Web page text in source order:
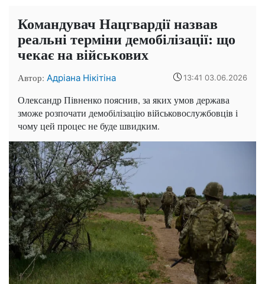
Командувач Нацгвардії назвав
реальні терміни демобілізації: що
чекає на військових
Автор: Адріана Нікітіна 13:41 03.06.2026
Олександр Півненко пояснив, за яких умов держава
зможе розпочати демобілізацію військовослужбовців і
чому цей процес не буде швидким.